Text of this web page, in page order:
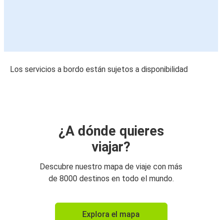
Los servicios a bordo están sujetos a disponibilidad
¿A dónde quieres
viajar?
Descubre nuestro mapa de viaje con más
de 8000 destinos en todo el mundo.
Explora el mapa